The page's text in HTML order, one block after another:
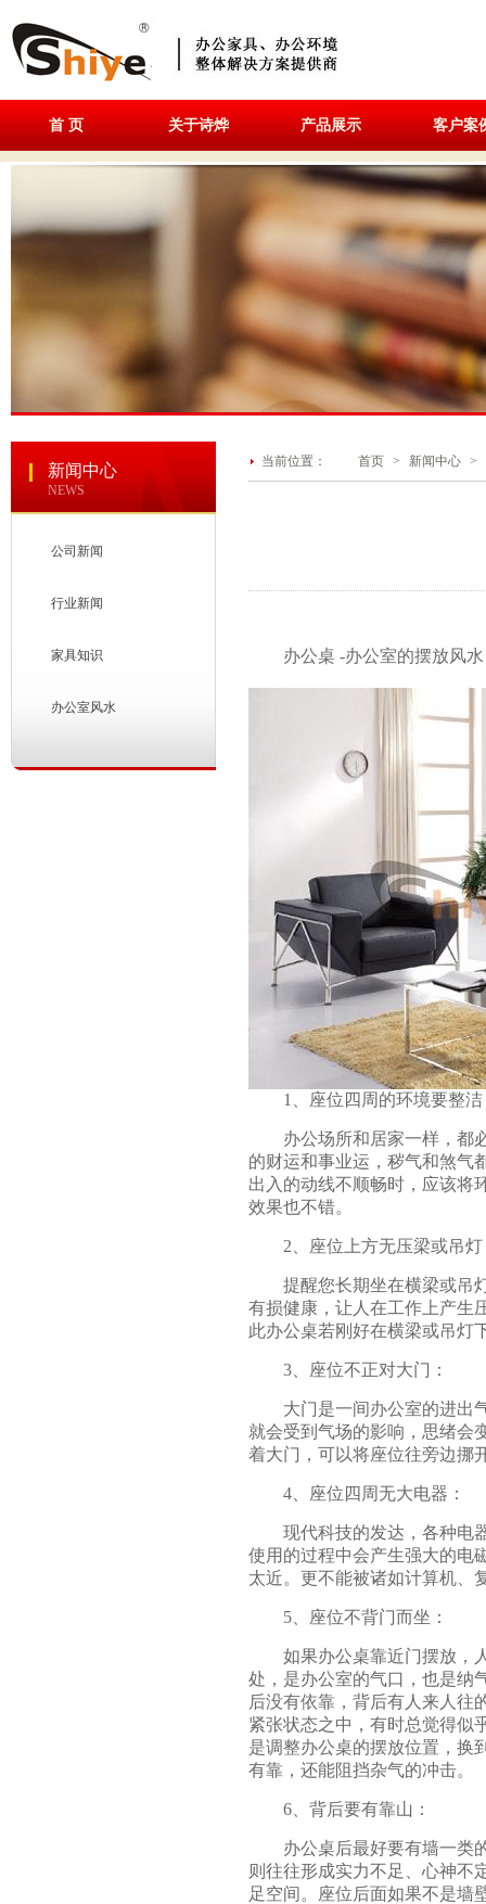
首 页 关于诗烨 产品展示 客户案
新闻中心
NEWS
公司新闻
行业新闻
家具知识
办公室风水
当前位置： 首页 > 新闻中心 >
办公桌 -办公室的摆放风水
1、座位四周的环境要整洁
办公场所和居家一样，都必
的财运和事业运，秽气和煞气
出入的动线不顺畅时，应该将
效果也不错。
2、座位上方无压梁或吊灯
提醒您长期坐在横梁或吊灯
有损健康，让人在工作上产生
此办公桌若刚好在横梁或吊灯
3、座位不正对大门：
大门是一间办公室的进出气
就会受到气场的影响，思绪会
着大门，可以将座位往旁边挪
4、座位四周无大电器：
现代科技的发达，各种电器
使用的过程中会产生强大的电
太近。更不能被诸如计算机、
5、座位不背门而坐：
如果办公桌靠近门摆放，人
处，是办公室的气口，也是纳
后没有依靠，背后有人来人往
紧张状态之中，有时总觉得似
是调整办公桌的摆放位置，换
有靠，还能阻挡杂气的冲击。
6、背后要有靠山：
办公桌后最好要有墙一类的
则往往形成实力不足、心神不
足空间。座位后面如果不是墙